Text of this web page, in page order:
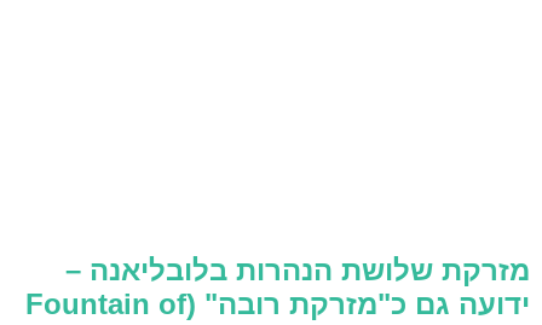
מזרקת שלושת הנהרות בלובליאנה –
ידועה גם כ"מזרקת רובה" (Fountain of